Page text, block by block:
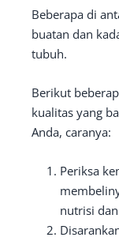
Beberapa di
buatan dan
tubuh.
Berikut
kualitas yang
Anda, caranya:
Periksa
nutrisi